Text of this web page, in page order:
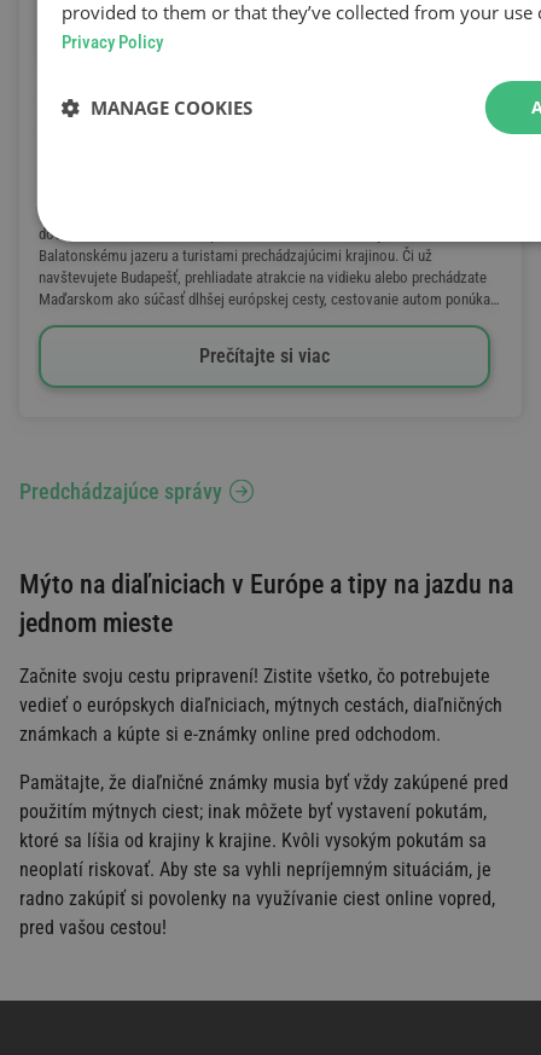
Cestovanie do Maďarska - Maďarský mýtny systém a
diaľničné známky
Maďarsko je obľúbenou destináciou medzi cestovateľmi na mestskú
dovolenku, návštevníkmi kúpeľov, dovolenkármi smerujúcimi k
Balatonskému jazeru a turistami prechádzajúcimi krajinou. Či už
navštevujete Budapešť, prehliadate atrakcie na vidieku alebo prechádzate
Maďarskom ako súčasť dlhšej európskej cesty, cestovanie autom ponúka
pohodlné a flexibilné riešenie.
Prečítajte si viac
Predchádzajúce správy
Mýto na diaľniciach v Európe a tipy na jazdu na
jednom mieste
Začnite svoju cestu pripravení! Zistite všetko, čo potrebujete
vedieť o európskych diaľniciach, mýtnych cestách, diaľničných
známkach a kúpte si e-známky online pred odchodom.
Pamätajte, že diaľničné známky musia byť vždy zakúpené pred
použitím mýtnych ciest; inak môžete byť vystavení pokutám,
ktoré sa líšia od krajiny k krajine. Kvôli vysokým pokutám sa
neoplatí riskovať. Aby ste sa vyhli nepríjemným situáciám, je
radno zakúpiť si povolenky na využívanie ciest online vopred,
pred vašou cestou!
provided to them or that they’ve collected from your use
Privacy Policy
MANAGE COOKIES